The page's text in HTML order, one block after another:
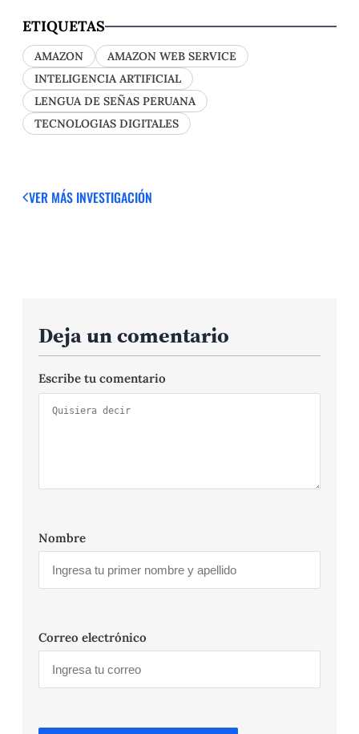
ETIQUETAS
AMAZON
AMAZON WEB SERVICE
INTELIGENCIA ARTIFICIAL
LENGUA DE SEÑAS PERUANA
TECNOLOGIAS DIGITALES
VER MÁS INVESTIGACIÓN
Deja un comentario
Escribe tu comentario
Nombre
Correo electrónico